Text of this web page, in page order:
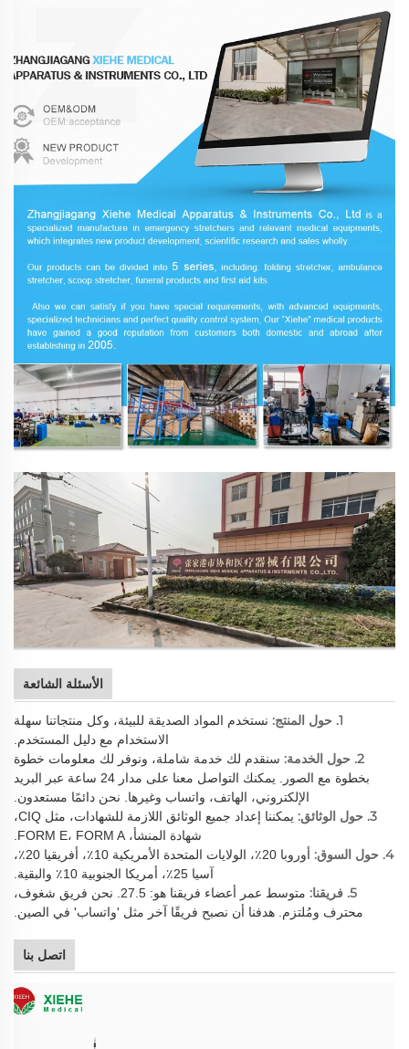
الأسئلة الشائعة
1. حول المنتج:
نستخدم المواد الصديقة للبيئة، وكل منتجاتنا سهلة
الاستخدام مع دليل المستخدم.
2. حول الخدمة:
سنقدم لك خدمة شاملة، ونوفر لك معلومات خطوة
بخطوة مع الصور. يمكنك التواصل معنا على مدار 24 ساعة عبر البريد
الإلكتروني، الهاتف، واتساب وغيرها. نحن دائمًا مستعدون.
3. حول الوثائق:
يمكننا إعداد جميع الوثائق اللازمة للشهادات، مثل CIQ،
شهادة المنشأ، FORM E، FORM A.
4. حول السوق:
أوروبا 20٪، الولايات المتحدة الأمريكية 10٪، أفريقيا 20٪،
آسيا 25٪، أمريكا الجنوبية 10٪ والبقية.
5. فريقنا:
متوسط عمر أعضاء فريقنا هو: 27.5. نحن فريق شغوف،
محترف ومُلتزم. هدفنا أن نصبح فريقًا آخر مثل 'واتساب' في الصين.
اتصل بنا